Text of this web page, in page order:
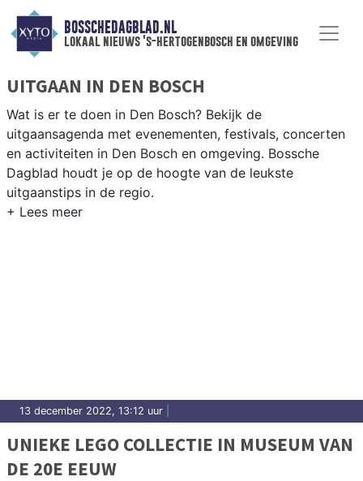
BOSSCHEDAGBLAD.NL
lokaal nieuws 's-hertogenbosch en omgeving
UITGAAN IN DEN BOSCH
Wat is er te doen in Den Bosch? Bekijk de
uitgaansagenda met evenementen, festivals, concerten
en activiteiten in Den Bosch en omgeving. Bossche
Dagblad houdt je op de hoogte van de leukste
uitgaanstips in de regio.
13 december 2022, 13:12 uur
UNIEKE LEGO COLLECTIE IN MUSEUM VAN
DE 20E EEUW